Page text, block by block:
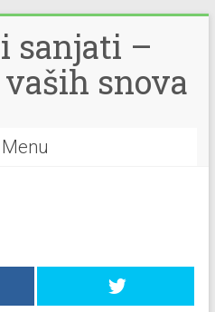
sanjati –
snova
Menu